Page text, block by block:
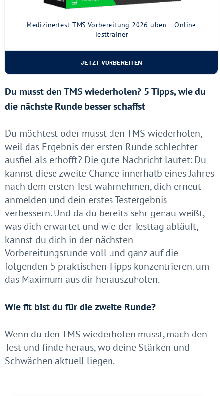
Medizinertest TMS Vorbereitung 2026 üben – Online
Testtrainer
JETZT VORBEREITEN
Du musst den TMS wiederholen? 5 Tipps, wie du
die nächste Runde besser schaffst
Du möchtest oder musst den TMS wiederholen,
weil das Ergebnis der ersten Runde schlechter
ausfiel als erhofft? Die gute Nachricht lautet: Du
kannst diese zweite Chance innerhalb eines Jahres
nach dem ersten Test wahrnehmen, dich erneut
anmelden und dein erstes Testergebnis
verbessern. Und da du bereits sehr genau weißt,
was dich erwartet und wie der Testtag abläuft,
kannst du dich in der nächsten
Vorbereitungsrunde voll und ganz auf die
folgenden 5 praktischen Tipps konzentrieren, um
das Maximum aus dir herauszuholen.
Wie fit bist du für die zweite Runde?
Wenn du den TMS wiederholen musst, mach den
Test und finde heraus, wo deine Stärken und
Schwächen aktuell liegen.